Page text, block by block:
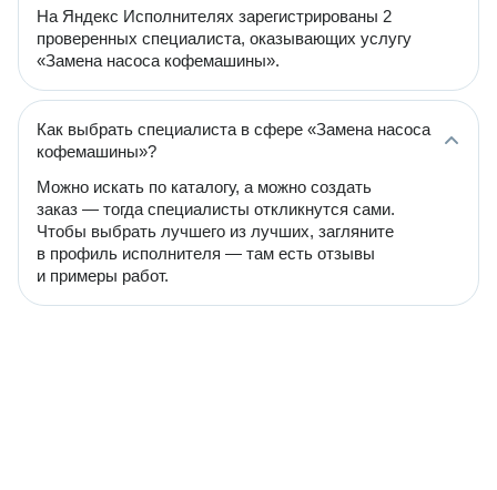
На Яндекс Исполнителях зарегистрированы 2
проверенных специалиста, оказывающих услугу
«Замена насоса кофемашины».
Как выбрать специалиста в сфере «Замена насоса
кофемашины»?
Можно искать по каталогу, а можно создать
заказ — тогда специалисты откликнутся сами.
Чтобы выбрать лучшего из лучших, загляните
в профиль исполнителя — там есть отзывы
и примеры работ.